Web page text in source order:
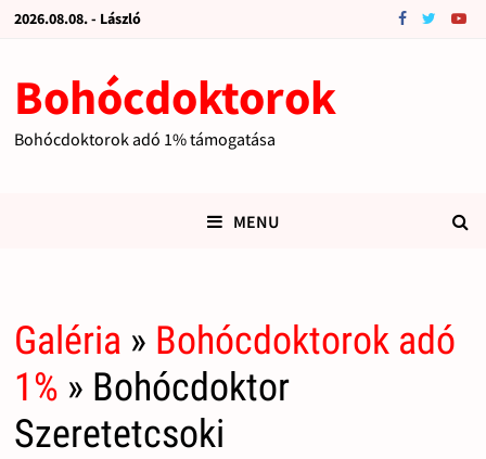
2026.08.08. - László
Bohócdoktorok
Bohócdoktorok adó 1% támogatása
MENU
Galéria » Bohócdoktorok adó
1% » Bohócdoktor
Szeretetcsoki